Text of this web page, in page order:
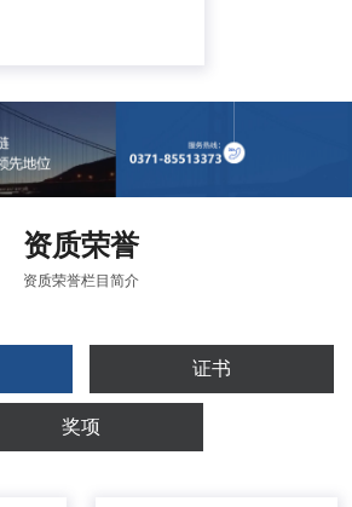
资质荣誉
资质荣誉栏目简介
证书
奖项